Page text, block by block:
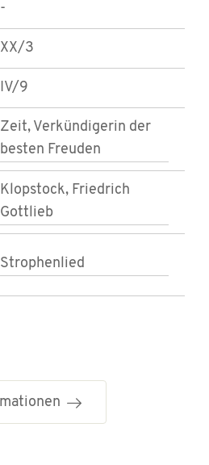
-
XX/3
IV/9
Zeit, Verkündigerin der
besten Freuden
Klopstock, Friedrich
Gottlieb
Strophenlied